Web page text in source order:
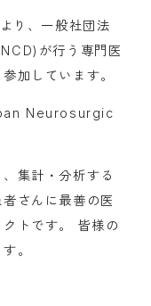
り、一般社団法
が行う専門医
加しています。
Neurosurgic
集計・分析する
さんに最善の医
トです。 皆様の
。